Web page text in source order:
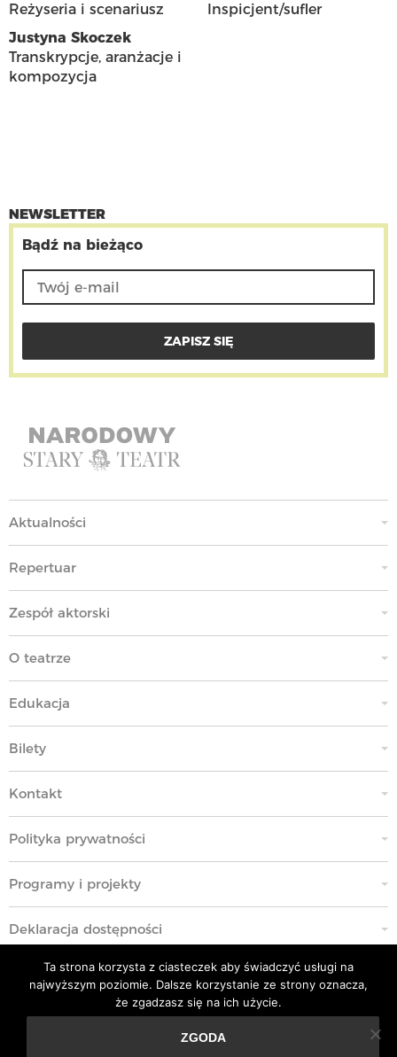
Reżyseria i scenariusz
Justyna Skoczek
Transkrypcje, aranżacje i
kompozycja
Inspicjent/sufler
NEWSLETTER
Bądź na bieżąco
Aktualności
Repertuar
Zespół aktorski
O teatrze
Edukacja
Bilety
Kontakt
Polityka prywatności
Programy i projekty
Deklaracja dostępności
Standardy Ochrony Małoletnich
Polityka przeciwko molestowaniu w miejscu pracy
Ta strona korzysta z ciasteczek aby świadczyć usługi na
najwyższym poziomie. Dalsze korzystanie ze strony oznacza,
że zgadzasz się na ich użycie.
ZGODA